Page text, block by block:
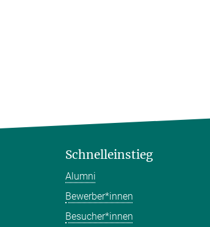
Schnelleinstieg
Alumni
Bewerber*innen
Besucher*innen